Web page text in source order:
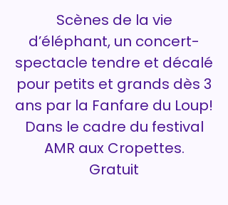
Scènes de la vie
d’éléphant, un concert-
spectacle tendre et décalé
pour petits et grands dès 3
ans par la Fanfare du Loup!
Dans le cadre du festival
AMR aux Cropettes.
Gratuit